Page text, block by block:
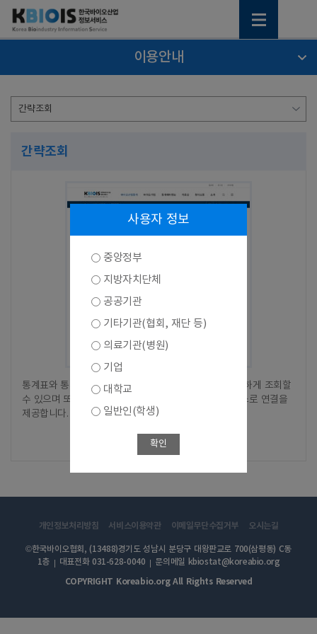
이용안내
간략조회
통계표와 통계차트에 대해서 별도의 화면 전환없이 간단하게 조회할
수 있으며 또한, 상세한 간편분석을 위한 간편분석 서비스로 연결을
제공합니다.
바로가기
사용자 정보
중앙정부
지방자치단체
공공기관
기타기관(협회, 재단 등)
의료기관(병원)
기업
대학교
일반인(학생)
확인
개인정보처리방침 서비스이용약관 이메일무단수집거부 오시는길
©한국바이오협회, (13488)경기도 성남시 분당구 대왕판교로 700(삼평동) C동
1층
대표전화 031-628-0040
문의메일 kbiostat@koreabio.org
COPYRIGHT Koreabio.org All Rights Reserved